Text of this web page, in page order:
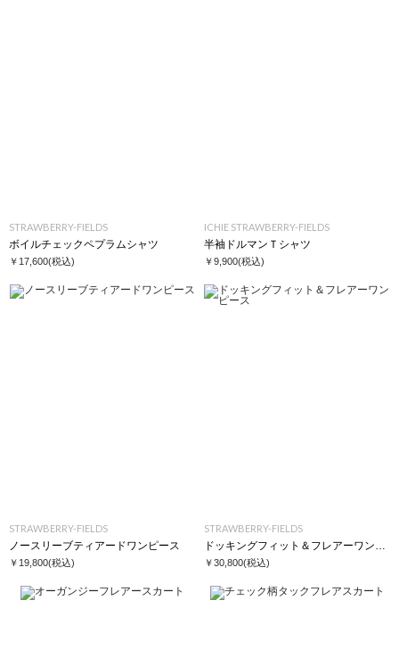
STRAWBERRY-FIELDS
ボイルチェックペプラムシャツ
￥17,600(税込)
ICHIE STRAWBERRY-FIELDS
半袖ドルマンＴシャツ
￥9,900(税込)
STRAWBERRY-FIELDS
ノースリーブティアードワンピース
￥19,800(税込)
STRAWBERRY-FIELDS
￥30,800(税込)